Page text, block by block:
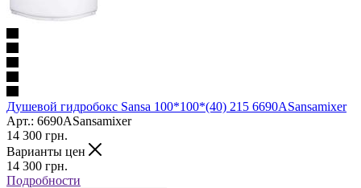
Душевой гидробокс Sansa 100*100*(40) 215 6690ASansamixer
Арт.: 6690ASansamixer
14 300 грн.
Варианты цен
14 300 грн.
Подробности